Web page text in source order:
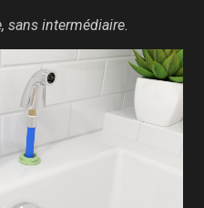
sans intermédiaire.